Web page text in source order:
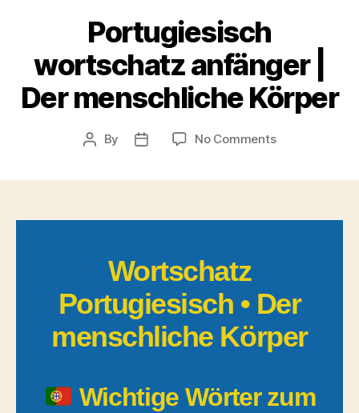
Portugiesisch
wortschatz anfänger |
Der menschliche Körper
Post
By
Post
No Commentson
Wortschatz
Portugiesisch • Der
menschliche Körper
Wichtige Wörter zum